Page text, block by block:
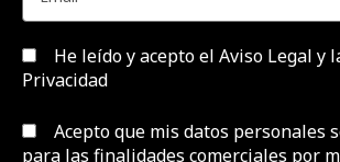
He leído y acepto el Aviso Legal y
Privacidad
Acepto que mis datos personales
para las finalidades comerciales por